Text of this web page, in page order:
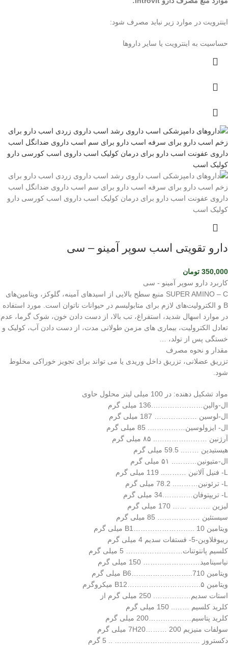
اینترویت در موارد زیر نباید مصرف شود:
حساسیت به اینترویت یا سایر داروها
دارو تقویتی اسب سوپر آمینو – سی
350,000 تومان
کاربرد دارو سوپر آمینو - سی
SUPER AMINO – C منبع سطح بالایی از اسیدهای آمینه، گلوکز، ویتامین‌های
B و الکترولیت‌های لازم برای متابولیسم در حیوانات ناتوان است. مورد استفاده
در موارد اسهال شدید، استفراغ، تب بالا، از دست دادن خون، شوک گرما، عدم
تعادل الکترولیت، بیماری های مزمن طولانی مدت، از دست دادن آب، کولیک و
خستگی پس از تولد، …
مقدار و نحوه مصرف
تزریق عضلانی، تزریق داخل وریدی یا می تواند برای تجویز خوراکی مخلوط
شود.
مواد تشکیل دهنده: در 100 میلی لیتر محلول حاوی
ال-والین………………….136 میلی گرم
ال-لوسین ……………… 187 میلی گرم
ال- ایزولوسین……………. 85 میلی گرم
آرژنین ………………….. ۸۵ میلی گرم
هیستیدین …….. 59.5 میلی گرم
ال-متیونین……….. ۵۱ میلی گرم
L- فنیل آلانین ……….. 119 میلی گرم
L- ترئونین……….. 78.2 میلی گرم
L- تریپتوفان………….34 میلی گرم
لیزین ……… …… 170 میلی گرم
سیستئین ……………… 85 میلی گرم
ویتامین B1…………………….. 10 میلی گرم
ریبوفلاوین-5- فستفات سدیم 4 میلی گرم
کلسیم پانتوتنات…………………… 5 میلی گرم
نیاسینامید…………………… 150 میلی گرم
ویتامین B6……………………..710 میلی گرم
ویتامین B12………………………….۵ میکروگرم
استات سدیم……………. 250 میلی گرم از
کلرید کلسیم …….. 150 میلی گرم
کلرید پتاسیم………………200 میلی گرم
سولفات منیزیم 7H20……… 200 میلی گرم
دکستروز ……………………………… .. 5 گرم